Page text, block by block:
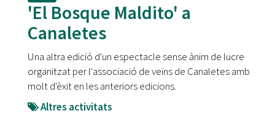
'El Bosque Maldito' a
Canaletes
Una altra edició d'un espectacle sense ànim de lucre
organitzat per l'associació de veïns de Canaletes amb
molt d'èxit en les anteriors edicions.
Altres activitats